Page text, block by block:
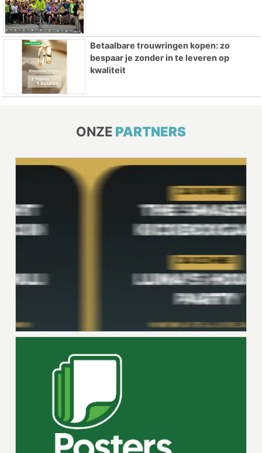
Betaalbare trouwringen kopen: zo
bespaar je zonder in te leveren op
kwaliteit
ONZE PARTNERS